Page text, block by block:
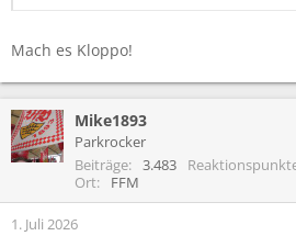
Mach es Kloppo!
Mike1893
Parkrocker
Beiträge
3.483
Ort
FFM
1. Juli 2026